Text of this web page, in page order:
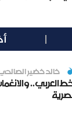
خالد خضير
العربي..